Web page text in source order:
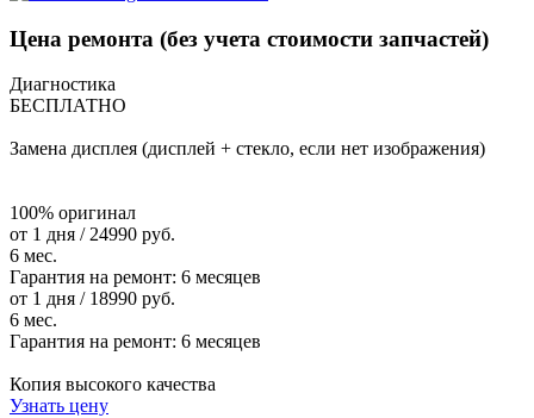
Цена ремонта (без учета стоимости запчастей)
Диагностика
БЕСПЛАТНО
Замена дисплея (дисплей + стекло, если нет изображения)
100% оригинал
от 1 дня / 24990 руб.
6 мес.
Гарантия на ремонт: 6 месяцев
от 1 дня / 18990 руб.
6 мес.
Гарантия на ремонт: 6 месяцев
Копия высокого качества
Узнать цену